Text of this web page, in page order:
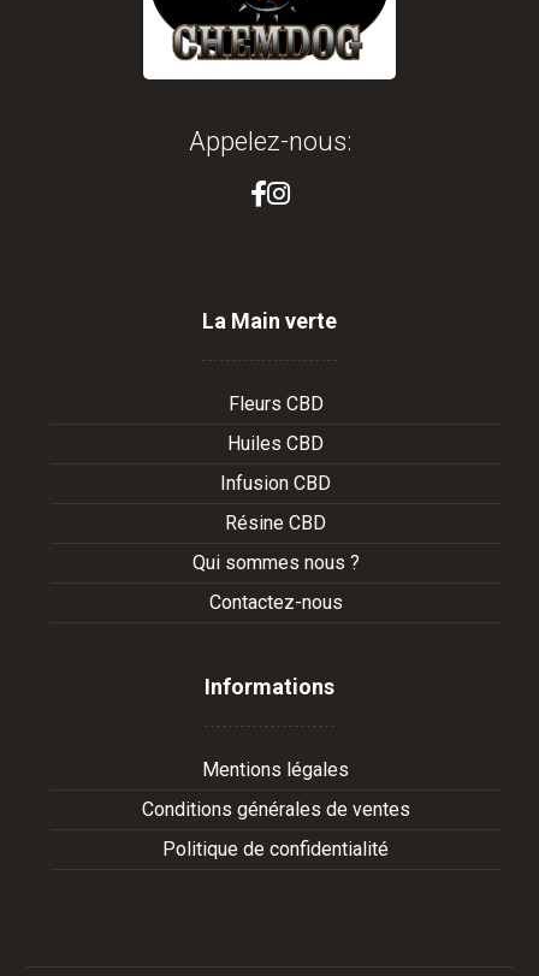
Appelez-nous:
La Main verte
Fleurs CBD
Huiles CBD
Infusion CBD
Résine CBD
Qui sommes nous ?
Contactez-nous
Informations
Mentions légales
Conditions générales de ventes
Politique de confidentialité